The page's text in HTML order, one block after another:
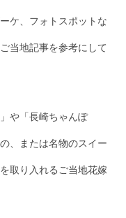
ケ、フォトスポットな
当地記事を参考にして
や「長崎ちゃんぽ
、または名物のスイー
取り入れるご当地花嫁